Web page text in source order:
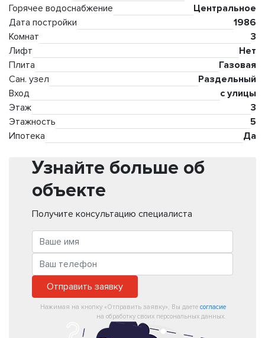
Горячее водоснабжение
Центральное
Дата постройки
1986
Комнат
3
Лифт
Нет
Плита
Газовая
Сан. узел
Раздельный
Вход
с улицы
Этаж
3
Этажность
5
Ипотека
Да
Узнайте больше об
объекте
Получите консультацию специалиста
Отправить заявку
Нажимая на кнопку «Отправить заявку», Вы даете согласие
на обработку своих персональных данных.